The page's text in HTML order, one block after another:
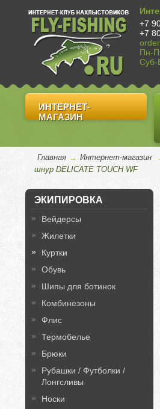
+7
+7
Пн-
Суб-
ИНТЕРНЕТ-
МАГАЗИН
Главная → Интернет-магазин
шнур DELICATE TOUCH WF
ЭКИПИРОВКА
Вейдерсы
Жилетки
Куртки
Обувь
Шипы для ботинок
Комбинезоны
Флис
Термобелье
Брюки
Рубашки / Футболки /
Лонгсливы
Носки